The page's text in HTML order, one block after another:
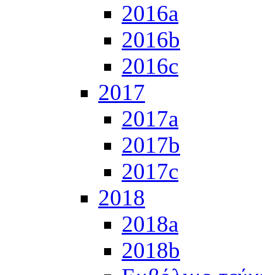
2016a
2016b
2016c
2017
2017a
2017b
2017c
2018
2018a
2018b